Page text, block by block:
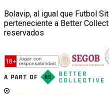
Bolavip, al igual que Futbol
perteneciente a Better
reservados